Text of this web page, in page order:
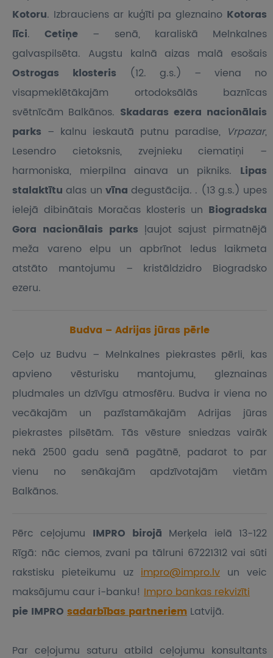
Kotoru. Izbrauciens ar kuģīti pa gleznaino Kotoras
līci.Cetiņe – senā, karaliskā Melnkalnes
galvaspilsēta. Augstu kalnā aizas malā esošais
Ostrogas klosteris (12. g.s.) – viena no
visapmeklētākajām ortodoksālās baznīcas
svētnīcām Balkānos. Skadaras ezera nacionālais
parks – kalnu ieskautā putnu paradise, Vrpazar,
Lesendro cietoksnis, zvejnieku ciematiņi –
harmoniska, mierpilna ainava un pikniks. Lipas
stalaktītu alas un vīna degustācija. . (13 g.s.) upes
ielejā dibinātais Moračas klosteris un Biogradska
Gora nacionālais parks ļaujot sajust pirmatnējā
meža vareno elpu un apbrīnot ledus laikmeta
atstāto mantojumu – kristāldzidro Biogradsko
ezeru.
Budva – Adrijas jūras pērle
Ceļo uz Budvu – Melnkalnes piekrastes pērli, kas
apvieno vēsturisku mantojumu, gleznainas
pludmales un dzīvīgu atmosfēru. Budva ir viena no
vecākajām un pazīstamākajām Adrijas jūras
piekrastes pilsētām. Tās vēsture sniedzas vairāk
nekā 2500 gadu senā pagātnē, padarot to par
vienu no senākajām apdzīvotajām vietām
Balkānos.
Pērc ceļojumu IMPRO birojā Merķela ielā 13-122
Rīgā: nāc ciemos, zvani pa tālruni 67221312 vai sūti
rakstisku pieteikumu uz impro@impro.lv un veic
maksājumu caur i-banku! Impro bankas rekvizīti
pie IMPRO sadarbības partneriem Latvijā.
Par ceļojumu saturu atbild ceļojumu konsultants